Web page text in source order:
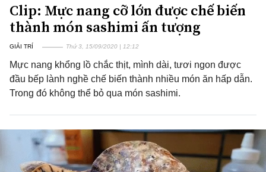
Clip: Mực nang cỡ lớn được chế biến
thành món sashimi ấn tượng
GIẢI TRÍ Thứ 3, 15/09/2020 | 12:12
Mực nang khổng lồ chắc thịt, mình dài, tươi ngon được
đầu bếp lành nghề chế biến thành nhiều món ăn hấp dẫn.
Trong đó không thể bỏ qua món sashimi.